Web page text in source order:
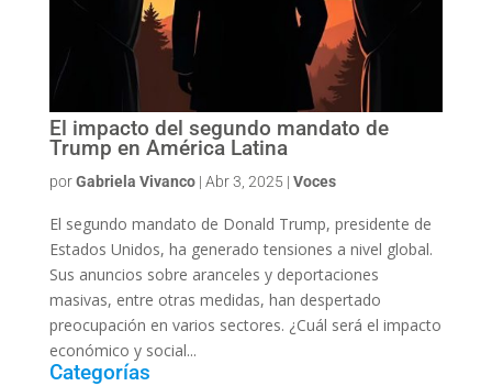
El impacto del segundo mandato de
Trump en América Latina
porGabriela Vivanco| Abr 3, 2025 | Voces
El segundo mandato de Donald Trump, presidente de
Estados Unidos, ha generado tensiones a nivel global.
Sus anuncios sobre aranceles y deportaciones
masivas, entre otras medidas, han despertado
preocupación en varios sectores. ¿Cuál será el impacto
económico y social...
Categorías